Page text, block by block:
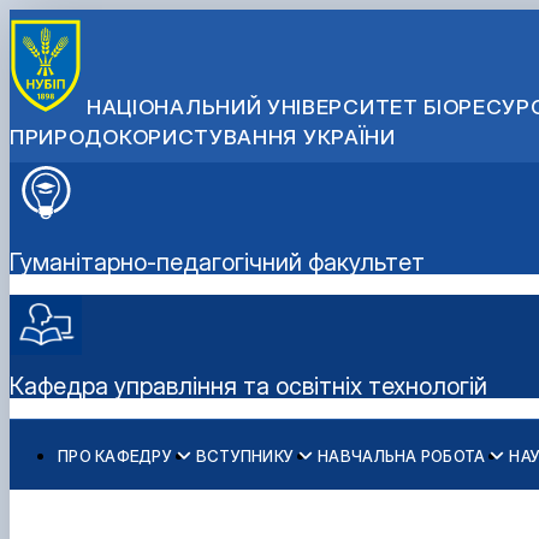
НАЦІОНАЛЬНИЙ УНІВЕРСИТЕТ
ПРИРОДОКОРИСТУВАННЯ УКРАЇНИ
Гуманітарно-педагогічний факультет
Кафедра управління та освітніх технологій
ПРО КАФЕДРУ
Історія кафедри
ВСТУПНИКУ
Спеціальності магістратури
НАВЧАЛЬНА РОБОТА
Освітні програми
015 Професійна освіта - аспірантура